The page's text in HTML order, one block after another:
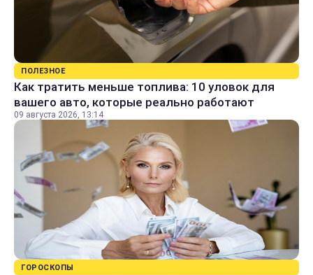
ПОЛЕЗНОЕ
Как тратить меньше топлива: 10 уловок для
вашего авто, которые реально работают
09 августа 2026, 13:14
ГОРОСКОПЫ